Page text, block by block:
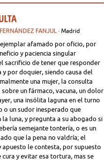
FANJUL · Madrid
ejemplar afamado por oficio, por
y paciencia singular
sacrificio de tener que responder
y por doquier, siendo causa del
una mujer, la consulta
un fármaco, vacuna, un dolor
una insólita laguna en el turno
o un sudor inesperado que
la luna, y pregunta a su abogado si
semejante tontería, o es un
que la pena no valdría; el
apuesto le contesta, por supuesto
y evitar esa tortura, mas se